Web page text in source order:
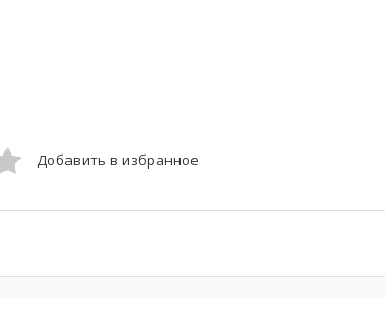
Добавить в избранное